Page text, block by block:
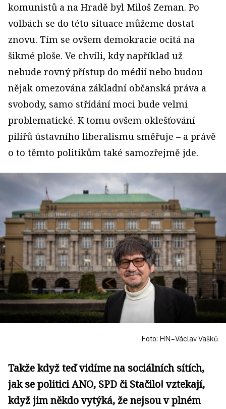
komunistů a na Hradě byl Miloš Zeman. Po
volbách se do této situace můžeme dostat
znovu. Tím se ovšem demokracie ocitá na
šikmé ploše. Ve chvíli, kdy například už
nebude rovný přístup do médií nebo budou
nějak omezována základní občanská práva a
svobody, samo střídání moci bude velmi
problematické. K tomu ovšem oklešťování
pilířů ústavního liberalismu směřuje – a právě
o to těmto politikům také samozřejmě jde.
Foto: HN – Václav Vašků
Takže když teď vidíme na sociálních sítích,
jak se politici ANO, SPD či Stačilo! vztekají,
když jim někdo vytýká, že nejsou v plném